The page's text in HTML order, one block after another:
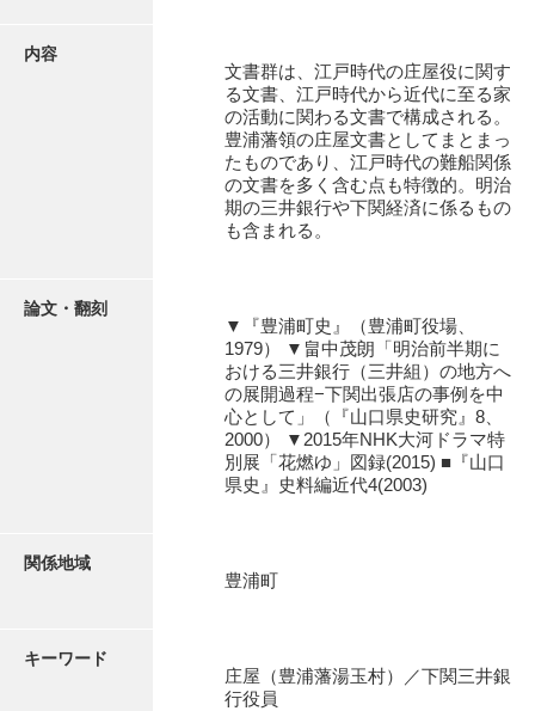
飯田家文書（福岡県）
池田邦夫所蔵文書
石田家文書（徳山市）
石田家文書（山口市）
市川家文書(千葉県)
厳島神社祭礼堅田中組水上会講文書
内容
文書群は、江戸時代の庄屋役に関す
る文書、江戸時代から近代に至る家
の活動に関わる文書で構成される。
豊浦藩領の庄屋文書としてまとまっ
たものであり、江戸時代の難船関係
の文書を多く含む点も特徴的。明治
期の三井銀行や下関経済に係るもの
も含まれる。
論文・翻刻
▼『豊浦町史』（豊浦町役場、
1979） ▼畠中茂朗「明治前半期に
おける三井銀行（三井組）の地方へ
の展開過程−下関出張店の事例を中
心として」（『山口県史研究』8、
2000） ▼2015年NHK大河ドラマ特
別展「花燃ゆ」図録(2015) ■『山口
県史』史料編近代4(2003)
関係地域
豊浦町
キーワード
庄屋（豊浦藩湯玉村）／下関三井銀
行役員